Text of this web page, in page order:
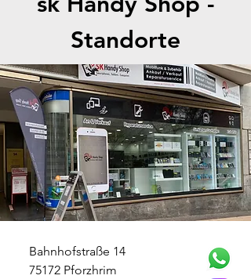
Standorte
Bahnhofstraße 14
75172 Pforzhrim